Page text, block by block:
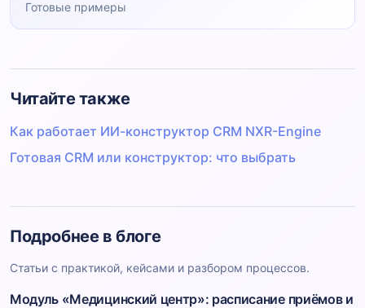
Готовые примеры
Читайте также
Как работает ИИ-конструктор CRM NXR-Engine
Готовая CRM или конструктор: что выбрать
Подробнее в блоге
Статьи с практикой, кейсами и разбором процессов.
Модуль «Медицинский центр»: расписание приёмов и